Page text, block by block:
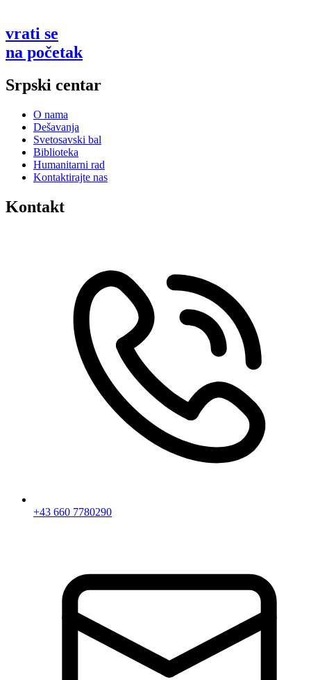
vrati se
na početak
Srpski centar
O nama
Dešavanja
Svetosavski bal
Biblioteka
Humanitarni rad
Kontaktirajte nas
Kontakt
+43 660 7780290